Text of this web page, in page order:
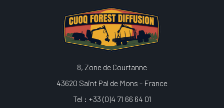
8, Zone de Courtanne
43620 Saint Pal de Mons - France
Tel : +33 (0)4 71 66 64 01